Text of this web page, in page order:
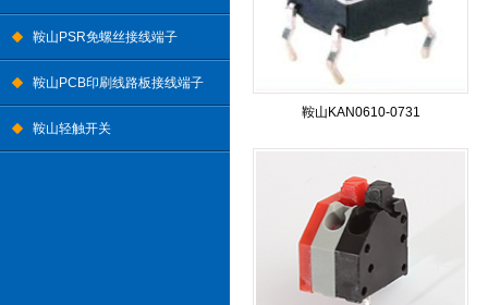
鞍山PSR免螺丝接线端子
鞍山PCB印刷线路板接线端子
鞍山轻触开关
鞍山KAN0610-0731